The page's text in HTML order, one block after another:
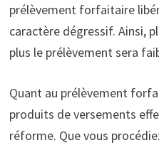
prélèvement forfaitaire
caractère dégressif. Ainsi,
plus le prélèvement sera
Quant au prélèvement
produits de versements
réforme. Que vous